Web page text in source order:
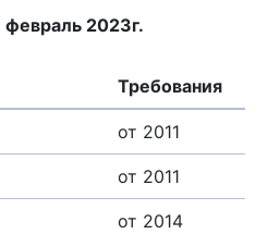
февраль 2023г.
Требования
от 2011
от 2011
от 2014